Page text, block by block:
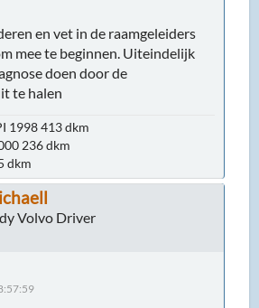
en vet in de raamgeleiders
mee te beginnen. Uiteindelijk
doen door de
te halen
1998 413 dkm
236 dkm
dkm
Volvo Driver